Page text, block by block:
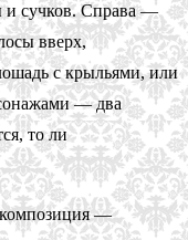
и сучков. Справа —
вверх,
с крыльями, или
— два
то ли
—